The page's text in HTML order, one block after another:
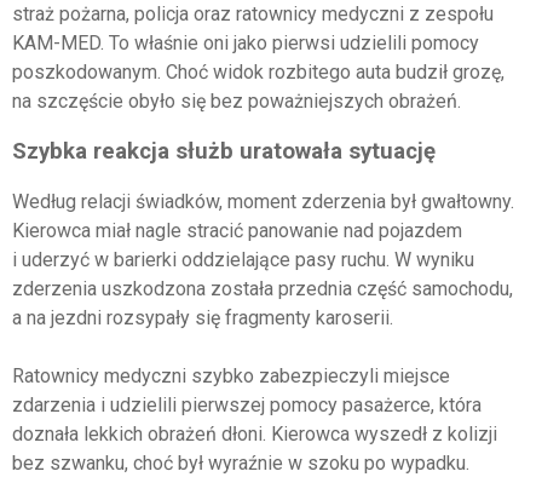
straż pożarna, policja oraz ratownicy medyczni z zespołu
KAM-MED. To właśnie oni jako pierwsi udzielili pomocy
poszkodowanym. Choć widok rozbitego auta budził grozę,
na szczęście obyło się bez poważniejszych obrażeń.
Szybka reakcja służb uratowała sytuację
Według relacji świadków, moment zderzenia był gwałtowny.
Kierowca miał nagle stracić panowanie nad pojazdem
i uderzyć w barierki oddzielające pasy ruchu. W wyniku
zderzenia uszkodzona została przednia część samochodu,
a na jezdni rozsypały się fragmenty karoserii.
Ratownicy medyczni szybko zabezpieczyli miejsce
zdarzenia i udzielili pierwszej pomocy pasażerce, która
doznała lekkich obrażeń dłoni. Kierowca wyszedł z kolizji
bez szwanku, choć był wyraźnie w szoku po wypadku.